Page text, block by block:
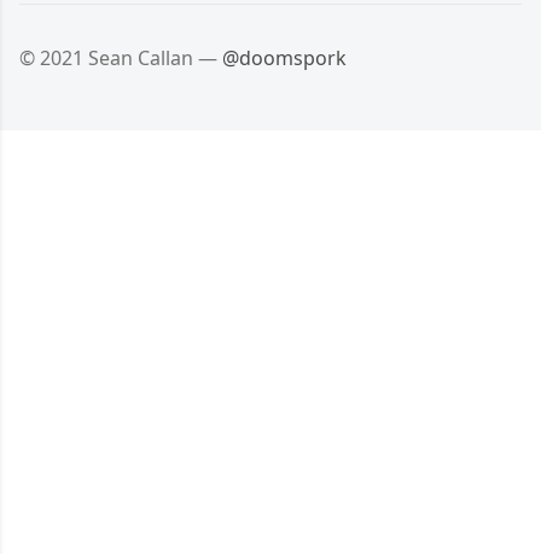
© 2021 Sean Callan — @doomspork